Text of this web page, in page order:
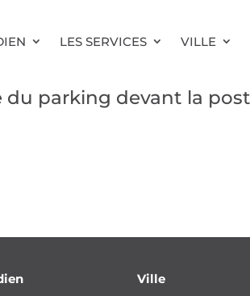
LES SERVICES VILLE
du parking devant la
Ville